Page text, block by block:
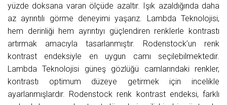
yüzde doksana varan ölçüde azaltır. Işık azaldığında daha
az ayrıntılı görme deneyimi yaşarız. Lambda Teknolojisi,
hem derinliği hem ayrıntıyı güçlendiren renklerle kontrastı
artırmak amacıyla tasarlanmıştır. Rodenstock’un renk
kontrast endeksiyle en uygun camı seçilebilmektedir.
Lambda Teknolojisi güneş gözlüğü camlarındaki renkler,
kontrastı optimum düzeye getirmek için incelikle
ayarlanmışlardır. Rodenstock renk kontrast endeksi, farklı